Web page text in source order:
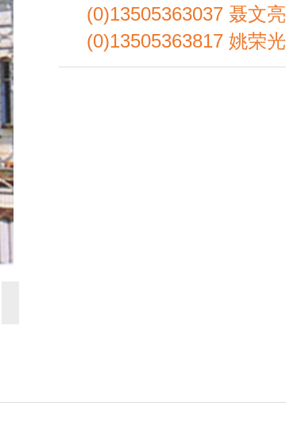
(0)13505363037 聂文亮
(0)13505363817 姚荣光